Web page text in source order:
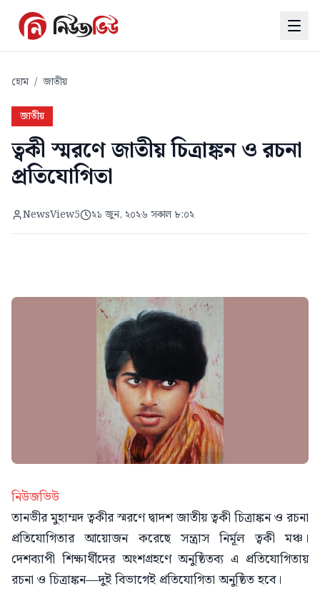
হোম / জাতীয়
জাতীয়
ত্বকী স্মরণে জাতীয় চিত্রাঙ্কন ও রচনা
প্রতিযোগিতা
NewsView5 ২১ জুন, ২০২৬ সকাল ৮:০২
নিউজভিউ
তানভীর মুহাম্মদ ত্বকীর স্মরণে দ্বাদশ জাতীয় ত্বকী চিত্রাঙ্কন ও রচনা
প্রতিযোগিতার আয়োজন করেছে সন্ত্রাস নির্মূল ত্বকী মঞ্চ।
দেশব্যাপী শিক্ষার্থীদের অংশগ্রহণে অনুষ্ঠিতব্য এ প্রতিযোগিতায়
রচনা ও চিত্রাঙ্কন—দুই বিভাগেই প্রতিযোগিতা অনুষ্ঠিত হবে।